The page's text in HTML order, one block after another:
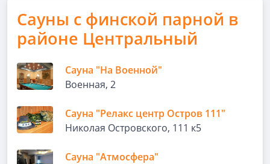
Сауны с финской парной в
районе Центральный
Сауна "На Военной"
Военная, 2
Сауна "Релакс центр Остров 111"
Николая Островского, 111 к5
Сауна "Атмосфера"